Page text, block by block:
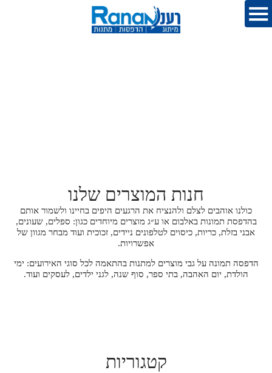
חנות המוצרים שלנו
כולנו אוהבים לצלם ולהנציח את הרגעים היפים בחיינו ולשמור אותם
בהדפסת תמונות באלבום או ע״ג מוצרים מיוחדים כגון: ספלים, שעונים,
אבני בזלת, כריות, כיסוים לטלפונים ניידים, זכוכית ועוד מבחר מגוון של
אפשרויות.
הדפסה תמונה על גבי מוצרים למתנות בהתאמה לכל סוגי האירועים: ימי
הולדת, יום האהבה, בתי ספר, סוף שנה, לגני ילדים, לעסקים ועוד.
קטגוריות